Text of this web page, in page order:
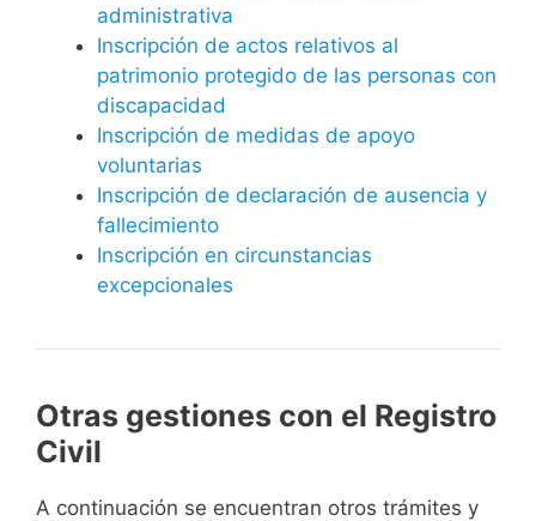
administrativa
Inscripción de actos relativos al
patrimonio protegido de las personas con
discapacidad
Inscripción de medidas de apoyo
voluntarias
Inscripción de declaración de ausencia y
fallecimiento
Inscripción en circunstancias
excepcionales
Otras gestiones con el Registro
Civil
A continuación se encuentran otros trámites y